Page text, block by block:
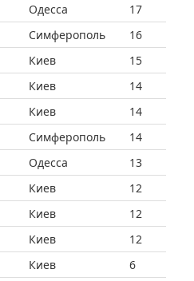
Одесса
17
Симферополь
16
Киев
15
Киев
14
Киев
14
Симферополь
14
Одесса
13
Киев
12
Киев
12
Киев
12
Киев
6